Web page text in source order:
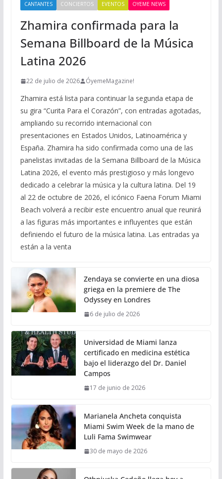
CANTANTES CONCIERTOS EVENTOS OYEME NEWS
Zhamira confirmada para la
Semana Billboard de la Música
Latina 2026
22 de julio de 2026 ÓyemeMagazine!
Zhamira está lista para continuar la segunda etapa de
su gira “Curita Para el Corazón”, con entradas agotadas,
ampliando su recorrido internacional con
presentaciones en Estados Unidos, Latinoamérica y
España. Zhamira ha sido confirmada como una de las
panelistas invitadas de la Semana Billboard de la Música
Latina 2026, el evento más prestigioso y más longevo
dedicado a celebrar la música y la cultura latina. Del 19
al 22 de octubre de 2026, el icónico Faena Forum Miami
Beach volverá a recibir este encuentro anual que reunirá
a las figuras más importantes e influyentes que están
definiendo el futuro de la música latina. Las entradas ya
están a la venta
Zendaya se convierte en una diosa
griega en la premiere de The
Odyssey en Londres
6 de julio de 2026
Universidad de Miami lanza
certificado en medicina estética
bajo el liderazgo del Dr. Daniel
Campos
17 de junio de 2026
Marianela Ancheta conquista
Miami Swim Week de la mano de
Luli Fama Swimwear
30 de mayo de 2026